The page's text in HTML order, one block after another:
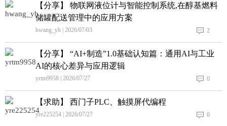
【分享】 物联网液位计与智能控制系统,在醇基燃料
储罐配送管理中的应用方案
hwang_yb | 2026/07/03 2
【分享】 “AI+制造”1.0基础认知篇：通用AI与工业
AI的核心差异与应用逻辑
yrtm9958 | 2026/07/27 0
【求助】 西门子PLC、触摸屏代编程
yre225254 | 2026/07/27 0